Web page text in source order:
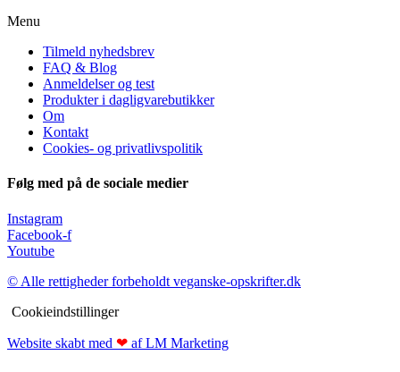
Menu
Tilmeld nyhedsbrev
FAQ & Blog
Anmeldelser og test
Produkter i dagligvarebutikker
Om
Kontakt
Cookies- og privatlivspolitik
Følg med på de sociale medier
Instagram
Facebook-f
Youtube
© Alle rettigheder forbeholdt veganske-opskrifter.dk
Cookieindstillinger
Website skabt med ❤ af LM Marketing